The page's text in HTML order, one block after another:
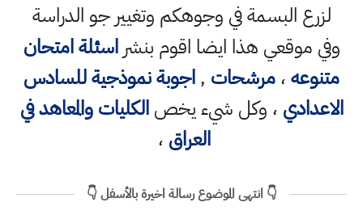
لزرع البسمة في وجوهكم وتغيير جو الدراسة
وفي موقعي هذا ايضا اقوم بنشراسئلة امتحان
متنوعه،مرشحات ,اجوبة نموذجية للسادس
الاعدادي ، وكل شيء يخصالكليات والمعاهد في
العراق ،
👇 انتهى الموضوع رسالة اخيرة بالأسفل 👇